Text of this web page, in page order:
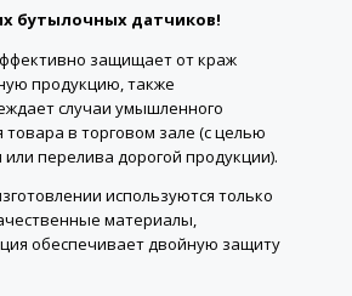
бутылочных датчиков!
защищает от краж
продукцию, также
случаи умышленного
товара в торговом зале (с целью
или перелива дорогой продукции).
используются только
материалы,
обеспечивает двойную защиту